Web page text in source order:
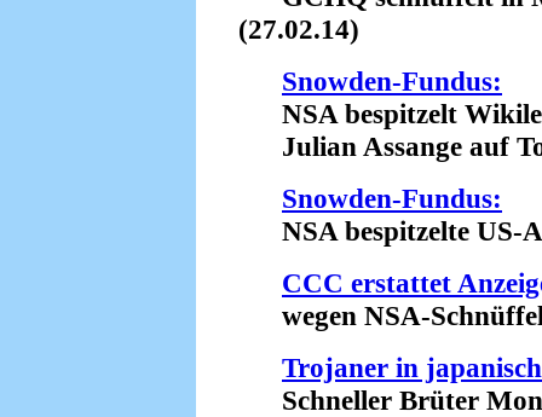
(27.02.14)
Snowden-Fundus:
NSA bespitzelt
Julian Assange auf
Snowden-Fundus:
NSA bespitzelte US-
CCC erstattet
wegen NSA-
Trojaner in
Schneller Brüter